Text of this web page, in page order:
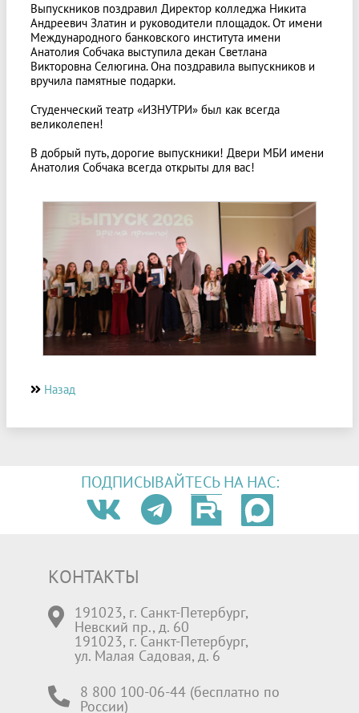
Выпускников поздравил Директор колледжа Никита
Андреевич Златин и руководители площадок. От имени
Международного банковского института имени
Анатолия Собчака выступила декан Светлана
Викторовна Селюгина. Она поздравила выпускников и
вручила памятные подарки.
Студенческий театр «ИЗНУТРИ» был как всегда
великолепен!
В добрый путь, дорогие выпускники! Двери МБИ имени
Анатолия Собчака всегда открыты для вас!
Назад
ПОДПИСЫВАЙТЕСЬ НА НАС:
КОНТАКТЫ
191023, г. Санкт-Петербург,
Невский пр., д. 60
191023, г. Санкт-Петербург,
ул. Малая Садовая, д. 6
8 800 100-06-44 (бесплатно по
России)